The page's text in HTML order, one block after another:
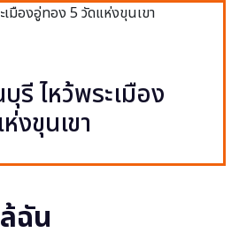
รี ไหว้พระเมือง
งขุนเขา
ฉัน